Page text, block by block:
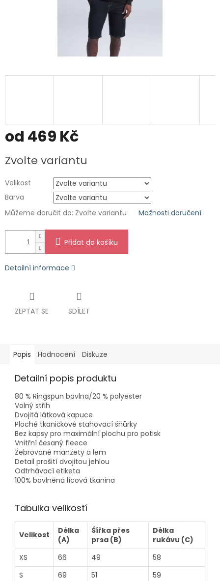
od 469 Kč
cena:
Zvolte variantu
Velikost
Barva
Můžeme doručit do: Zvolte variantu Možnosti doručení
Přidat do košíku
Detailní informace
ZEPTAT SE SDÍLET
Popis Hodnocení Diskuze
Detailní popis produktu
80 % Ringspun bavlna/20 % polyester
Volný střih
Dvojitá látková kapuce
Ploché tkaničkové stahovací šňůrky
Bez kapsy pro maximální plochu pro potisk
Vnitřní česaný fleece
Žebrované manžety a lem
Detail prošití dvojitou jehlou
Odtrhávací etiketa
100% bavlněná lícová tkanina
Tabulka velikostí
Velikost
Délka
(A)
Šířka přes
prsa (B)
Délka
rukávu (C)
XS
66 49
58
S
69 51
59